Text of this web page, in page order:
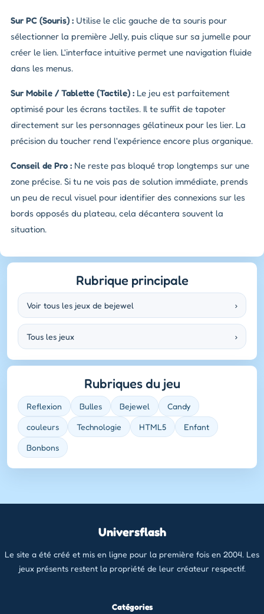
Sur PC (Souris) : Utilise le clic gauche de ta souris pour
sélectionner la première Jelly, puis clique sur sa jumelle pour
créer le lien. L'interface intuitive permet une navigation fluide
dans les menus.
Sur Mobile / Tablette (Tactile) : Le jeu est parfaitement
optimisé pour les écrans tactiles. Il te suffit de tapoter
directement sur les personnages gélatineux pour les lier. La
précision du toucher rend l'expérience encore plus organique.
Conseil de Pro : Ne reste pas bloqué trop longtemps sur une
zone précise. Si tu ne vois pas de solution immédiate, prends
un peu de recul visuel pour identifier des connexions sur les
bords opposés du plateau, cela décantera souvent la
situation.
Rubrique principale
Voir tous les jeux de bejewel ›
Tous les jeux ›
Rubriques du jeu
Reflexion Bulles Bejewel Candy
couleurs Technologie HTML5 Enfant
Bonbons
Universflash
Le site a été créé et mis en ligne pour la première fois en 2004. Les
jeux présents restent la propriété de leur créateur respectif.
Catégories